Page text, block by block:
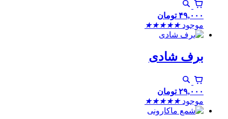
۴۹,۰۰۰ تومان
موجود ★
★
★
★
★
برف شادی
۲۹,۰۰۰ تومان
موجود ★
★
★
★
★